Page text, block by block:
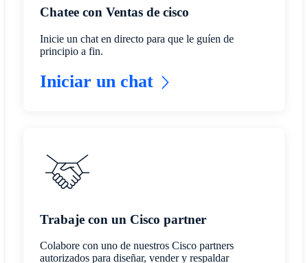
Chatee con Ventas de cisco
Inicie un chat en directo para que le guíen de
principio a fin.
Iniciar un chat
Trabaje con un Cisco partner
Colabore con uno de nuestros Cisco partners
autorizados para diseñar, vender y respaldar